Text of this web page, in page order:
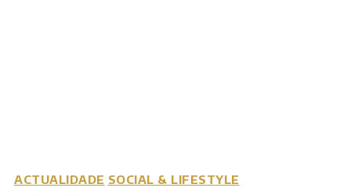
ACTUALIDADE SOCIAL & LIFESTYLE